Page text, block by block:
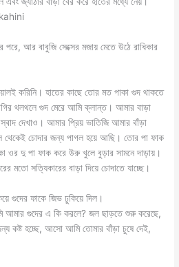
আর বাবুজি সেক্সের মজায় মেতে উঠে রাধিকার
করিনি। হাতের কাছে তোর মত পাকা গুদ থাকতে
থলথলে গুদ মেরে আমি ক্লান্ত। আমার বাড়া
দেখাও। আমার প্রিয় ভাতিজি আমার বাঁড়া
চোদার জন্য পাগল হয়ে আছি। তোর পা ফাক
ওর দু পা ফাক করে উরু খুলে বুড়ার সামনে দাড়ায়।
মতো সত্যিকারের বাড়া দিয়ে চোদাতে যাচ্ছে।
গুদের ফাকে জিভ ঢুকিয়ে দিল।
আমার গুদের এ কি করলে? জল ছাড়তে শুরু করেছে,
কষ্ট হচ্ছে, আসো আমি তোমার বাঁড়া চুষে দেই,